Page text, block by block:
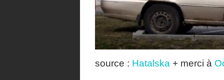
source : Hatalska + merci à